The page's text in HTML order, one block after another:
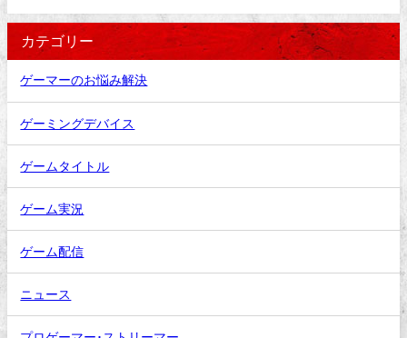
カテゴリー
ゲーマーのお悩み解決
ゲーミングデバイス
ゲームタイトル
ゲーム実況
ゲーム配信
ニュース